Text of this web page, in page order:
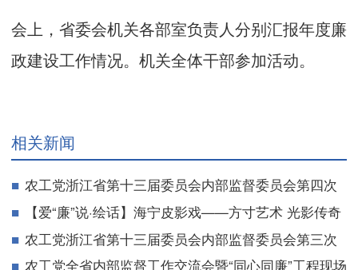
会上，省委会机关各部室负责人分别汇报年度廉
政建设工作情况。机关全体干部参加活动。
相关新闻
农工党浙江省第十三届委员会内部监督委员会第四次
全体会议在杭召开
【爱“廉”说·绘话】海宁皮影戏——方寸艺术 光影传奇
农工党浙江省第十三届委员会内部监督委员会第三次
全体会议在杭州召开
农工党全省内部监督工作交流会暨“同心同廉”工程现场